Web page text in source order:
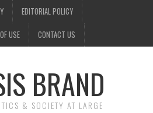
EDITORIAL POLICY
USE CONTACT US
BRAND
& SOCIETY AT LARGE